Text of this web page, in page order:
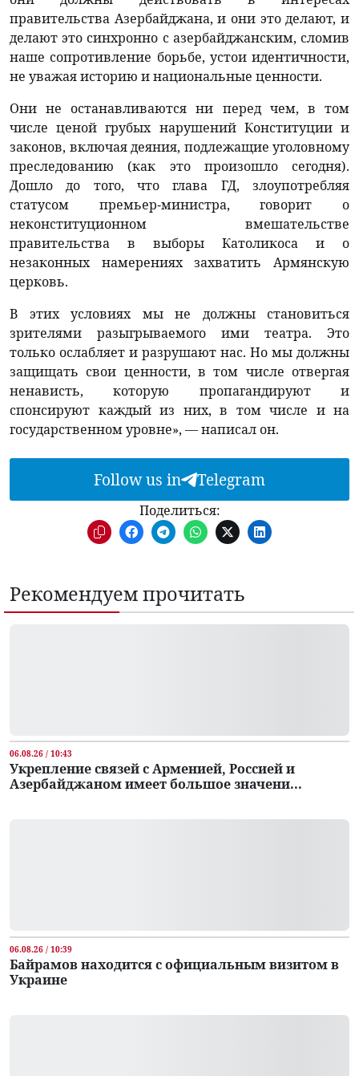
правительства Азербайджана, и они это делают, и
делают это синхронно с азербайджанским, сломив
наше сопротивление борьбе, устои идентичности,
не уважая историю и национальные ценности.
Они не останавливаются ни перед чем, в том
числе ценой грубых нарушений Конституции и
законов, включая деяния, подлежащие уголовному
преследованию (как это произошло сегодня).
Дошло до того, что глава ГД, злоупотребляя
статусом премьер-министра, говорит о
неконституционном вмешательстве
правительства в выборы Католикоса и о
незаконных намерениях захватить Армянскую
церковь.
В этих условиях мы не должны становиться
зрителями разыгрываемого ими театра. Это
только ослабляет и разрушают нас. Но мы должны
защищать свои ценности, в том числе отвергая
ненависть, которую пропагандируют и
спонсируют каждый из них, в том числе и на
государственном уровне», — написал он.
Follow us in Telegram
Поделиться:
Рекомендуем прочитать
06.08.26 / 10:43
Укрепление связей с Арменией, Россией и
Азербайджаном имеет большое значени...
06.08.26 / 10:39
Байрамов находится с официальным визитом в
Украине